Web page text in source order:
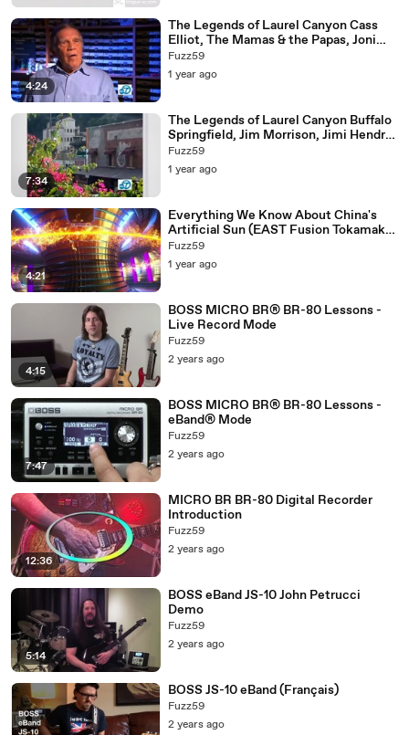
4:24
The Legends of Laurel Canyon Cass
Elliot, The Mamas & the Papas, Joni
Fuzz59
1 year ago
7:34
The Legends of Laurel Canyon Buffalo
Springfield, Jim Morrison, Jimi Hendrix
EYE ON L.A.
Fuzz59
1 year ago
4:21
Everything We Know About China's
Artificial Sun (EAST Fusion Tokamak
Reactor)
Fuzz59
1 year ago
4:15
BOSS MICRO BR® BR-80 Lessons -
Live Record Mode
Fuzz59
2 years ago
7:47
BOSS MICRO BR® BR-80 Lessons -
eBand® Mode
Fuzz59
2 years ago
12:36
MICRO BR BR-80 Digital Recorder
Introduction
Fuzz59
2 years ago
5:14
BOSS eBand JS-10 John Petrucci
Demo
Fuzz59
2 years ago
BOSS JS-10 eBand (Français)
Fuzz59
2 years ago